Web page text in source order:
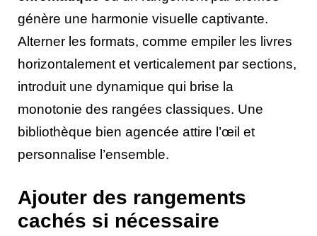
génère une harmonie visuelle captivante.
Alterner les formats, comme empiler les livres
horizontalement et verticalement par sections,
introduit une dynamique qui brise la
monotonie des rangées classiques. Une
bibliothèque bien agencée attire l’œil et
personnalise l’ensemble.
Ajouter des rangements
cachés si nécessaire